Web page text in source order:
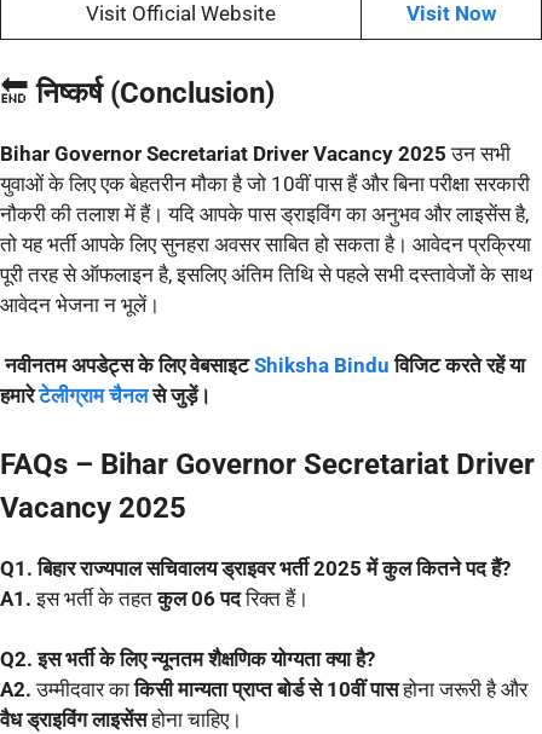
Visit Official Website Visit Now
🔚निष्कर्ष (Conclusion)
Bihar Governor Secretariat Driver Vacancy 2025 उन सभी
युवाओं के लिए एक बेहतरीन मौका है जो 10वीं पास हैं और बिना परीक्षा सरकारी
नौकरी की तलाश में हैं। यदि आपके पास ड्राइविंग का अनुभव और लाइसेंस है,
तो यह भर्ती आपके लिए सुनहरा अवसर साबित हो सकता है। आवेदन प्रक्रिया
पूरी तरह से ऑफलाइन है, इसलिए अंतिम तिथि से पहले सभी दस्तावेजों के साथ
आवेदन भेजना न भूलें।
नवीनतम अपडेट्स के लिए वेबसाइटShiksha Bindu विजिट करते रहें या
हमारेटेलीग्राम चैनल से जुड़ें।
FAQs – Bihar Governor Secretariat Driver
Vacancy 2025
Q1. बिहार राज्यपाल सचिवालय ड्राइवर भर्ती 2025 में कुल कितने पद हैं?
A1. इस भर्ती के तहतकुल 06 पदरिक्त हैं।
Q2. इस भर्ती के लिए न्यूनतम शैक्षणिक योग्यता क्या है?
A2. उम्मीदवार काकिसी मान्यता प्राप्त बोर्ड से 10वीं पासहोना जरूरी है और
वैध ड्राइविंग लाइसेंसहोना चाहिए।